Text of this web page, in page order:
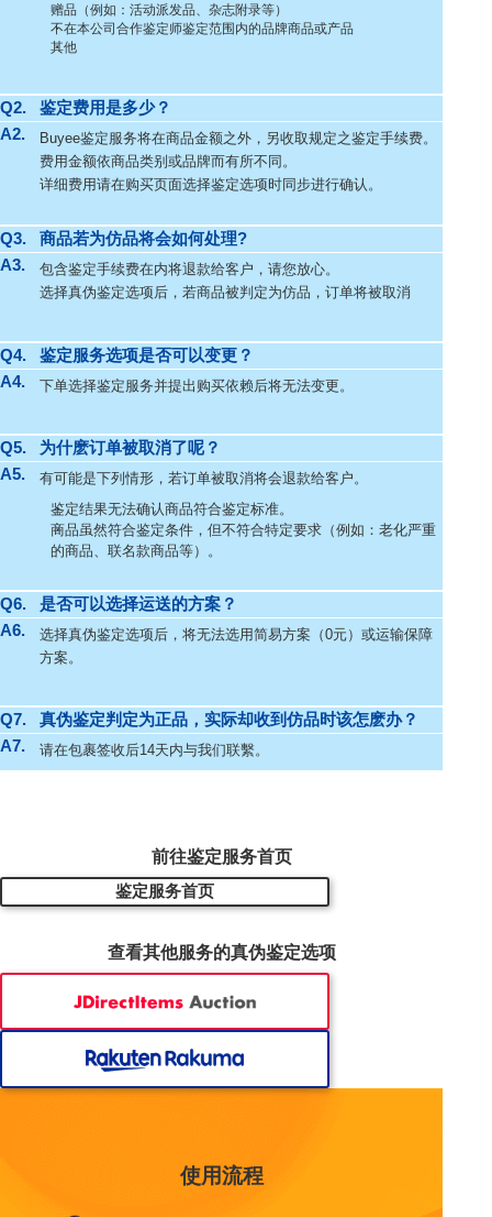
赠品（例如：活动派发品、杂志附录等）
不在本公司合作鉴定师鉴定范围内的品牌商品或产品
其他
Q2.
鉴定费用是多少？
A2.
Buyee鉴定服务将在商品金额之外，另收取规定之鉴定手续费。
费用金额依商品类别或品牌而有所不同。
详细费用请在购买页面选择鉴定选项时同步进行确认。
Q3.
商品若为仿品将会如何处理?
A3.
包含鉴定手续费在内将退款给客户，请您放心。
选择真伪鉴定选项后，若商品被判定为仿品，订单将被取消
Q4.
鉴定服务选项是否可以变更？
A4.
下单选择鉴定服务并提出购买依赖后将无法变更。
Q5.
为什麽订单被取消了呢？
A5.
有可能是下列情形，若订单被取消将会退款给客户。
鉴定结果无法确认商品符合鉴定标准。
商品虽然符合鉴定条件，但不符合特定要求（例如：老化严重
的商品、联名款商品等）。
Q6.
是否可以选择运送的方案？
A6.
选择真伪鉴定选项后，将无法选用简易方案（0元）或运输保障
方案。
Q7.
真伪鉴定判定为正品，实际却收到仿品时该怎麽办？
A7.
请在包裹签收后14天内与我们联繫。
前往鉴定服务首页
鉴定服务首页
查看其他服务的真伪鉴定选项
使用流程